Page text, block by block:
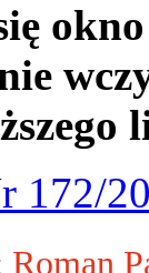
172/
Roman